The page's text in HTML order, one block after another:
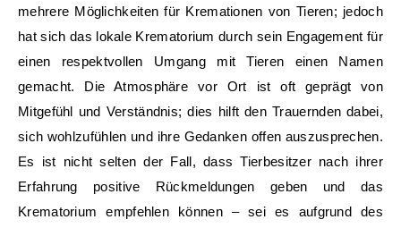
mehrere Möglichkeiten für Kremationen von Tieren; jedoch
hat sich das lokale Krematorium durch sein Engagement für
einen respektvollen Umgang mit Tieren einen Namen
gemacht. Die Atmosphäre vor Ort ist oft geprägt von
Mitgefühl und Verständnis; dies hilft den Trauernden dabei,
sich wohlzufühlen und ihre Gedanken offen auszusprechen.
Es ist nicht selten der Fall, dass Tierbesitzer nach ihrer
Erfahrung positive Rückmeldungen geben und das
Krematorium empfehlen können – sei es aufgrund des